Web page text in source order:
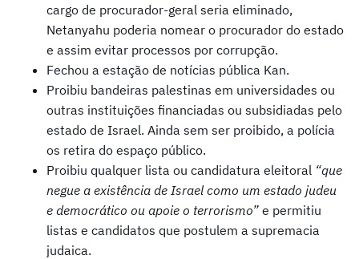
cargo de procurador-geral seria eliminado,
Netanyahu poderia nomear o procurador do estado
e assim evitar processos por corrupção.
Fechou a estação de notícias pública Kan.
Proibiu bandeiras palestinas em universidades ou
outras instituições financiadas ou subsidiadas pelo
estado de Israel. Ainda sem ser proibido, a polícia
os retira do espaço público.
Proibiu qualquer lista ou candidatura eleitoral “que
negue a existência de Israel como um estado judeu
e democrático ou apoie o terrorismo” e permitiu
listas e candidatos que postulem a supremacia
judaica.